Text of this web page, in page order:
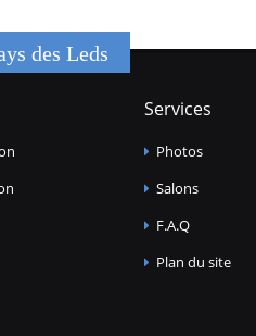
des Leds
Services
Photos
Salons
F.A.Q
Plan du site